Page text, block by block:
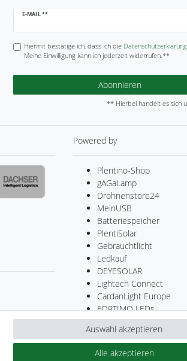
E-MAIL **
Newsletter
Hiermit bestätige ich, dass ich die Daten­schutz­erklärung
Meine Einwilligung kann ich jederzeit widerrufen.**
Abonnieren
** Hierbei handelt es sich
Powered by
Plentino-Shop
gAGaLamp
Drohnenstore24
MeinUSB
Batteriespeicher
PlentiSolar
Gebrauchtlicht
Ledkauf
DEYESOLAR
Lightech Connect
CardanLight Europe
FORTIMO LEDs
Cardanlight-Shop
Wallbox24
Alle akzeptieren
Auswahl akzeptieren